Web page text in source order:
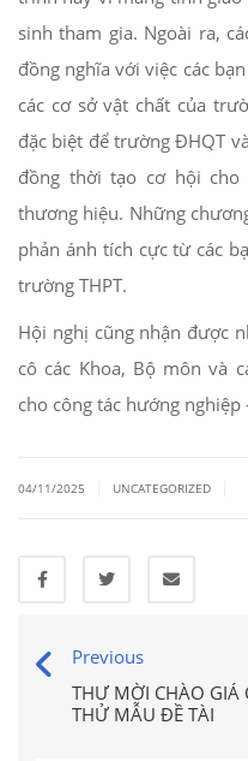
sinh tham gia. Ngoài ra,
đồng nghĩa với việc các
các cơ sở vật chất của
đặc biệt để trường ĐHQT
đồng thời tạo cơ hội
thương hiệu. Những
phản ánh tích cực từ các
trường THPT.
Hội nghị cũng nhận được
cô các Khoa, Bộ môn và
cho công tác hướng
04/11/2025 UNCATEGORIZED
Previous
THƯ MỜI CHÀO GIÁ
THỬ MẪU ĐỀ TÀI